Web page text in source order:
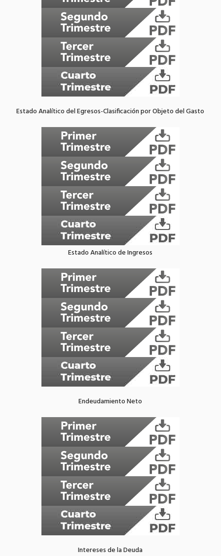
Estado Analítico del Egresos-Clasificación por Objeto del Gasto
Estado Analítico de Ingresos
Endeudamiento Neto
Intereses de la Deuda